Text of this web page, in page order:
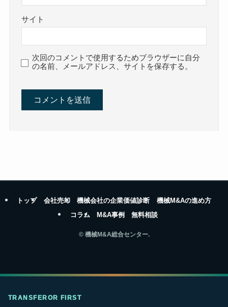
サイト
次回のコメントで使用するためブラウザーに自分
の名前、メールアドレス、サイトを保存する。
トップ 会社売却 機械会社の企業価値診断
機械M&Aの進め方
コラム
M&A事例 無料相談
©機械M&A総合センター.
TRANSFEROR FIRST